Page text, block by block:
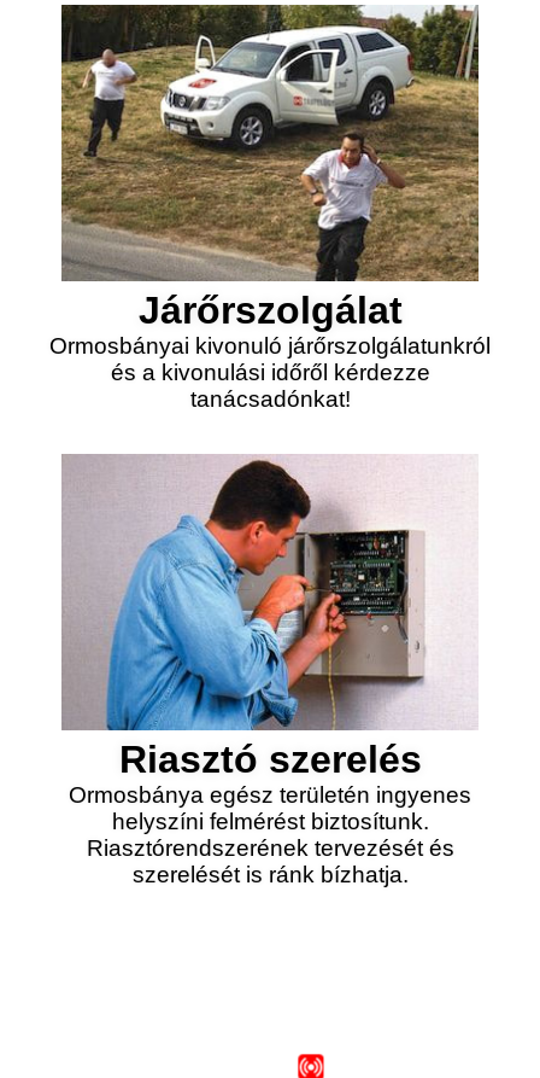
Járőrszolgálat
Ormosbányai kivonuló járőrszolgálatunkról
és a kivonulási időről kérdezze
tanácsadónkat!
Riasztó szerelés
Ormosbánya egész területén ingyenes
helyszíni felmérést biztosítunk.
Riasztórendszerének tervezését és
szerelését is ránk bízhatja.